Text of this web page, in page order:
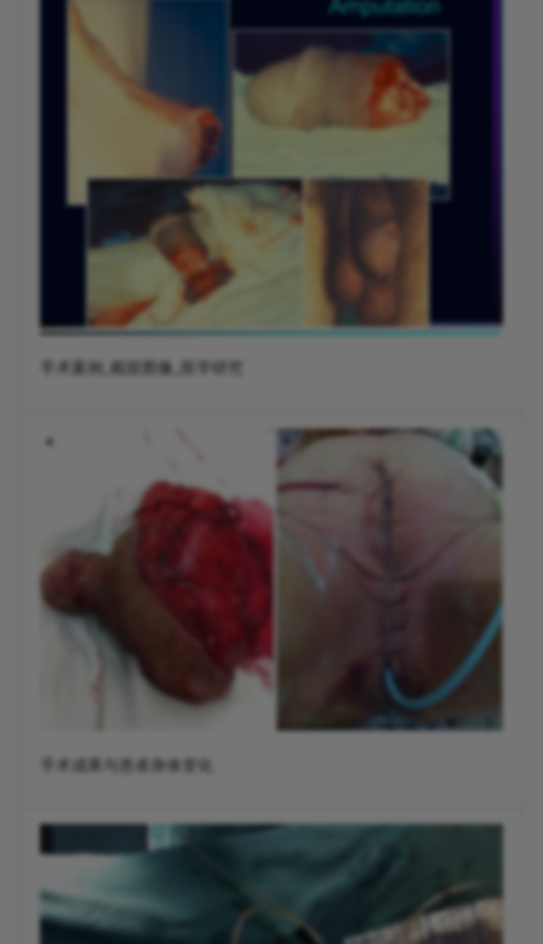
手术案例_截肢图像_医学研究
手术成果与患者身体变化